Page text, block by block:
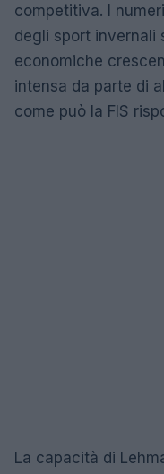
competitiva. I
degli sport invernali
economiche
intensa da parte di
come può la FIS
La capacità di